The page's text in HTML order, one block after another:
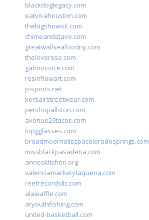
blackdoglegacy.com
eatvivahouston.com
thebigshowok.com
chimeandstave.com
greatwallseafoodny.com
theloverose.com
gabriovoice.com
resinflowart.com
p-sports.net
korsairstreetwear.com
petshopallston.com
avenue26tacos.com
topgglasses.com
broadmoornailsspacoloradosprings.com
missblackpasadena.com
anneskitchen.org
valenciamarketytaqueria.com
reefrecordsllc.com
alawaffle.com
aryouthfishing.com
united-basketball.com